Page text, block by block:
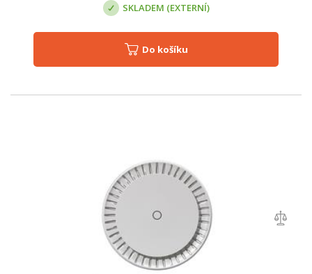
SKLADEM (EXTERNÍ)
Do košíku